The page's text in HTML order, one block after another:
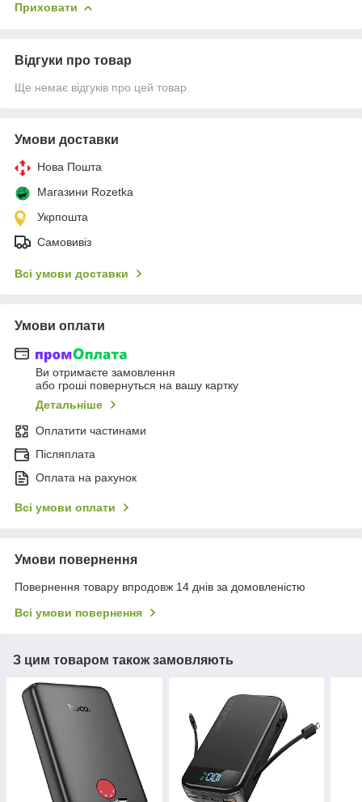
Приховати
Відгуки про товар
Ще немає відгуків про цей товар
Умови доставки
Нова Пошта
Магазини Rozetka
Укрпошта
Самовивіз
Всі умови доставки
Умови оплати
Ви отримаєте замовлення
або гроші повернуться на вашу картку
Детальніше
Оплатити частинами
Післяплата
Оплата на рахунок
Всі умови оплати
Умови повернення
Повернення товару впродовж 14 днів за домовленістю
Всі умови повернення
З цим товаром також замовляють